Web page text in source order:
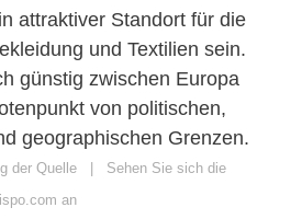
attraktiver Standort für die
und Textilien sein.
günstig zwischen Europa
von politischen,
geographischen Grenzen.
der Quelle
Sehen Sie sich die
an